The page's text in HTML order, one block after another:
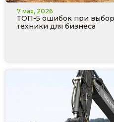
7 мая, 2026
ТОП-5 ошибок при
техники для бизнеса